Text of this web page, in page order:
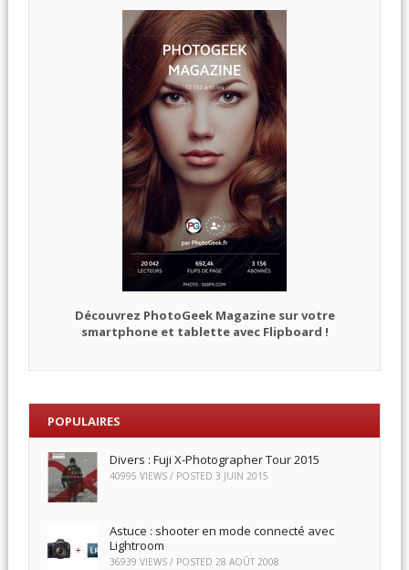
Découvrez PhotoGeek Magazine sur votre
smartphone et tablette avec Flipboard !
POPULAIRES
Divers : Fuji X-Photographer Tour 2015
40995 VIEWS / POSTED 3 JUIN 2015
Astuce : shooter en mode connecté avec
Lightroom
36939 VIEWS / POSTED 28 AOÛT 2008